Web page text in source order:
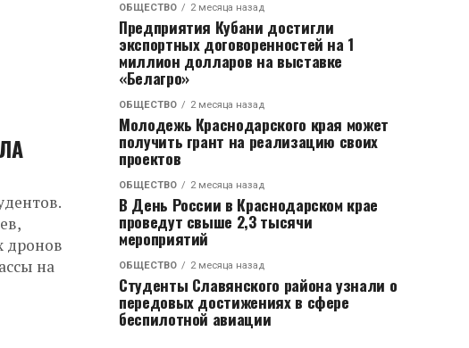
дронов
на
ОБЩЕСТВО 2 месяца назад
Предприятия Кубани достигли
экспортных договоренностей на 1
миллион долларов на выставке
«Белагро»
ОБЩЕСТВО 2 месяца назад
Молодежь Краснодарского края может
получить грант на реализацию своих
проектов
ОБЩЕСТВО 2 месяца назад
В День России в Краснодарском крае
проведут свыше 2,3 тысячи
мероприятий
ОБЩЕСТВО 2 месяца назад
Студенты Славянского района узнали о
передовых достижениях в сфере
беспилотной авиации